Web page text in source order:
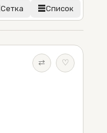
Сетка Список
⇄ ♡